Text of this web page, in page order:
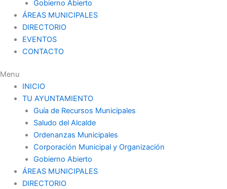
Gobierno Abierto
ÁREAS MUNICIPALES
DIRECTORIO
EVENTOS
CONTACTO
Menu
INICIO
TU AYUNTAMIENTO
Guía de Recursos Municipales
Saludo del Alcalde
Ordenanzas Municipales
Corporación Municipal y Organización
Gobierno Abierto
ÁREAS MUNICIPALES
DIRECTORIO